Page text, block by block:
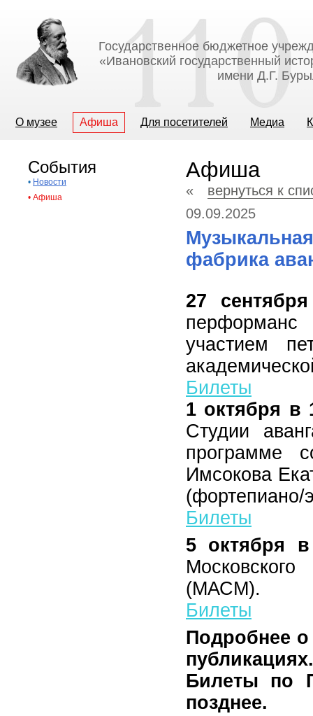
Государственное бюджетное
«Ивановский государственный
имени Д.Г.
О музее Афиша Для посетителей Медиа
События
• Новости
• Афиша
Афиша
« вернуться к
09.09.2025
фабрика
27
участием
Билеты
1 октября в
Студии
программе
Имсокова
(фортепиано/
Билеты
5 октября
(МАСМ).
Билеты
Подробнее
публикациях.
Билеты по
позднее.